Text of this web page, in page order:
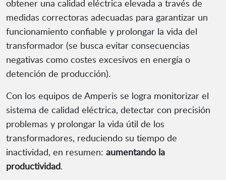
obtener una calidad eléctrica elevada a través de
medidas correctoras adecuadas para garantizar un
funcionamiento confiable y prolongar la vida del
transformador (se busca evitar consecuencias
negativas como costes excesivos en energía o
detención de producción).
Con los equipos de Amperis se logra monitorizar el
sistema de calidad eléctrica, detectar con precisión
problemas y prolongar la vida útil de los
transformadores, reduciendo su tiempo de
inactividad, en resumen: aumentando la
productividad.